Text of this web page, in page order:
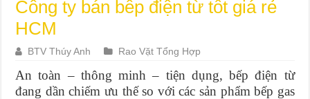
Công ty bán bếp điện từ tốt giá rẻ
HCM
BTV Thúy Anh Rao Vặt Tổng Hợp
An toàn – thông minh – tiện dụng, bếp điện từ
đang dần chiếm ưu thế so với các sản phẩm bếp gas